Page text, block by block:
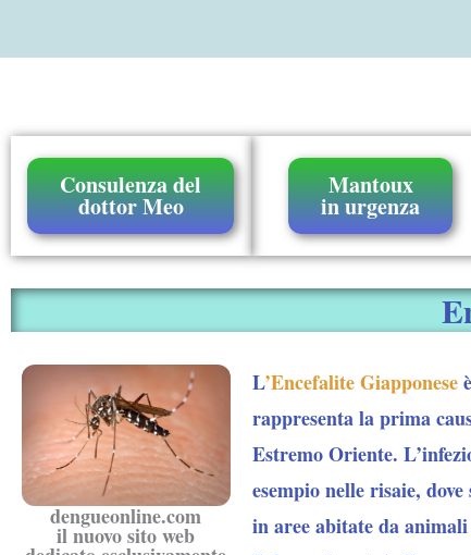
Consulenza del
dottor Meo
Mantoux
in urgenza
dengueonline.com
il nuovo sito web
L’Encefalite Giapponese
rappresenta la prima
Estremo Oriente.
esempio nelle risaie,
in aree abitate da